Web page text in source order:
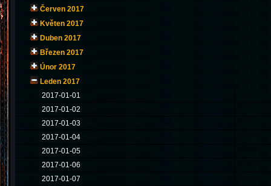
Červen 2017
Květen 2017
Duben 2017
Březen 2017
Únor 2017
Leden 2017
2017-01-01
2017-01-02
2017-01-03
2017-01-04
2017-01-05
2017-01-06
2017-01-07